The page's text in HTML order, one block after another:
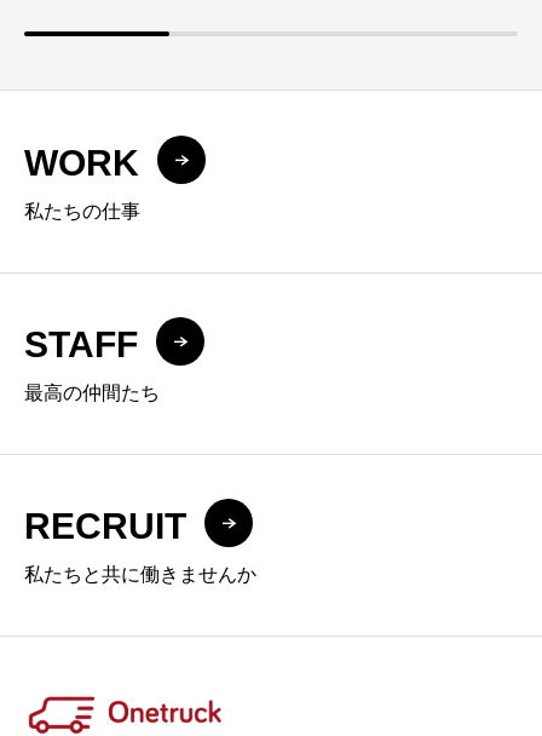
WORK
私たちの仕事
STAFF
最高の仲間たち
RECRUIT
私たちと共に働きませんか